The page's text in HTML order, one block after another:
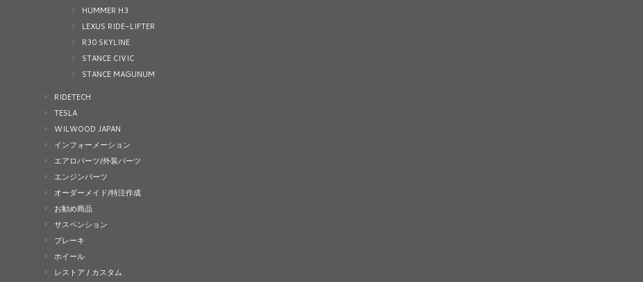
HUMMER H3
LEXUS RIDE-LIFTER
R30 SKYLINE
STANCE CIVIC
STANCE MAGUNUM
RIDETECH
TESLA
WILWOOD JAPAN
インフォーメーション
エアロパーツ/外装パーツ
エンジンパーツ
オーダーメイド/特注作成
お勧め商品
サスペンション
ブレーキ
ホイール
レストア / カスタム